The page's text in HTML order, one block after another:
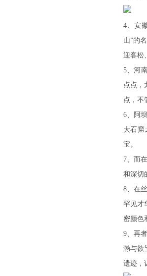
4、安
山”的
迎客松
5、河
点点，
点，不
6、阿
大石窟
宝。
7、而
和深切
8、在
罕见才
密颜色
9、再
瀚与欲
遗迹，